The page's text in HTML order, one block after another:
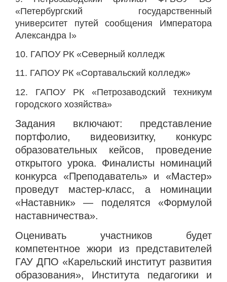
«Петербургский государственный
университет путей сообщения Императора
Александра I»
10. ГАПОУ РК «Северный колледж
11. ГАПОУ РК «Сортавальский колледж»
12. ГАПОУ РК «Петрозаводский техникум
городского хозяйства»
Задания включают: представление
портфолио, видеовизитку, конкурс
образовательных кейсов, проведение
открытого урока. Финалисты номинаций
конкурса «Преподаватель» и «Мастер»
проведут мастер-класс, а номинации
«Наставник» — поделятся «Формулой
наставничества».
Оценивать участников будет
компетентное жюри из представителей
ГАУ ДПО «Карельский институт развития
образования», Института педагогики и